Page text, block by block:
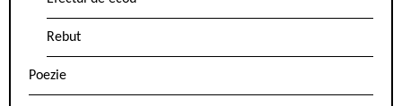
Rebut
Poezie